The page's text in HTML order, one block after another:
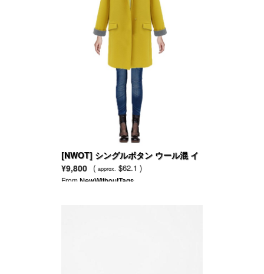
[NWOT] シングルボタン ウール混 イ
エローロングコート
¥9,800 ( approx. $62.1 )
FromNewWithoutTags